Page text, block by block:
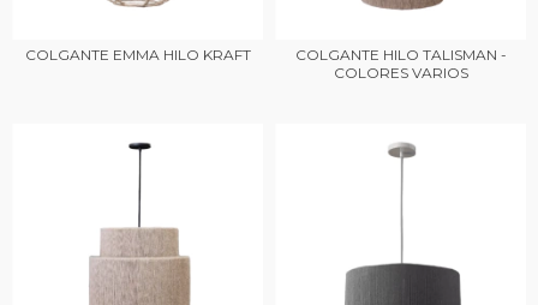
COLGANTE EMMA HILO KRAFT
COLGANTE HILO TALISMAN -
COLORES VARIOS